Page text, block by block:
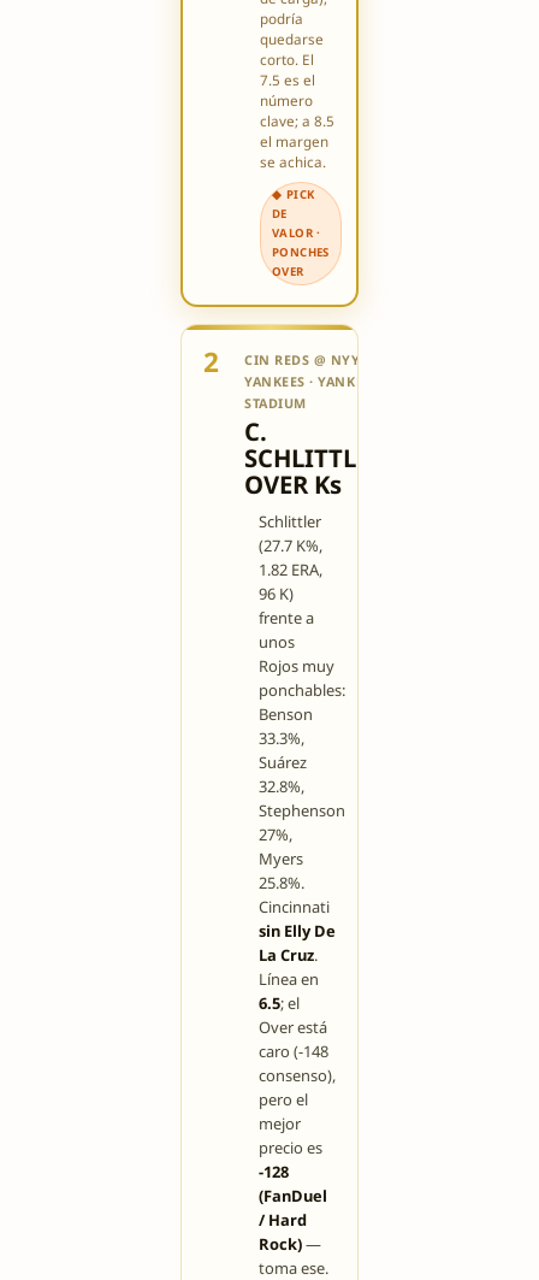
podría
quedarse
corto. El
7.5 es el
número
clave; a 8.5
el margen
se achica.
◆ PICK
DE
VALOR ·
PONCHES
OVER
2
CIN REDS @ NYY
YANKEES · YANKEE
STADIUM
C.
SCHLITTLER
OVER Ks
Schlittler
(27.7 K%,
1.82 ERA,
96 K)
frente a
unos
Rojos muy
ponchables:
Benson
33.3%,
Suárez
32.8%,
Stephenson
27%,
Myers
25.8%.
Cincinnati
sin Elly De
La Cruz.
Línea en
6.5; el
Over está
caro (-148
consenso),
pero el
mejor
precio es
-128
(FanDuel
/ Hard
Rock)—
toma ese.